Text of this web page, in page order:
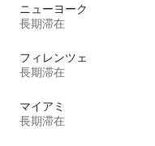
ニューヨーク
長期滞在
フィレンツェ
長期滞在
マイアミ
長期滞在